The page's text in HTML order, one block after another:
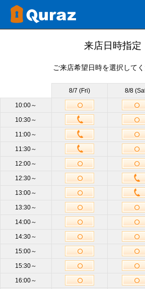
見学予約
キャンセルOK）
お電話でもご質問・ご来店予約を
0120-60-2008
受付8:30～19:30（土日祝
千歳烏山店
サイズ
来店日時
須
来店日時指定
ご来店希望日時を選択してく
8/7 (Fri) 8/8
10:00～
10:30～
11:00～
11:30～
12:00～
12:30～
13:00～
13:30～
14:00～
14:30～
15:00～
15:30～
16:00～